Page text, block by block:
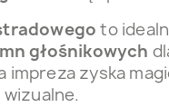
to
głośnikowych
impreza zyska